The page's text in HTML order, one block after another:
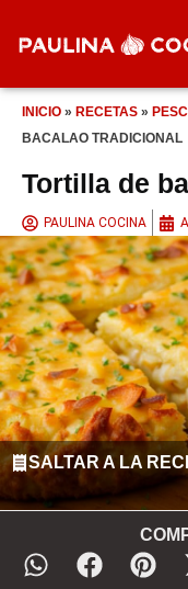
INICIO » RECETAS »
BACALAO TRADICIONAL
Tortilla de
PAULINA COCINA
SALTAR A LA